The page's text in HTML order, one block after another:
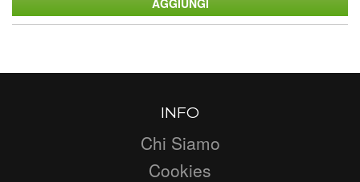
INFO
Chi Siamo
Cookies